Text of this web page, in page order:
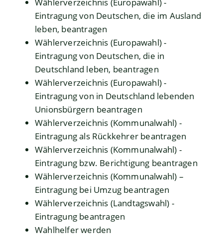
Eintragung von Deutschen, die im Ausland
leben, beantragen
Wählerverzeichnis (Europawahl) -
Eintragung von Deutschen, die in
Deutschland leben, beantragen
Wählerverzeichnis (Europawahl) -
Eintragung von in Deutschland lebenden
Unionsbürgern beantragen
Wählerverzeichnis (Kommunalwahl) -
Eintragung als Rückkehrer beantragen
Wählerverzeichnis (Kommunalwahl) -
Eintragung bzw. Berichtigung beantragen
Wählerverzeichnis (Kommunalwahl) –
Eintragung bei Umzug beantragen
Wählerverzeichnis (Landtagswahl) -
Eintragung beantragen
Wahlhelfer werden